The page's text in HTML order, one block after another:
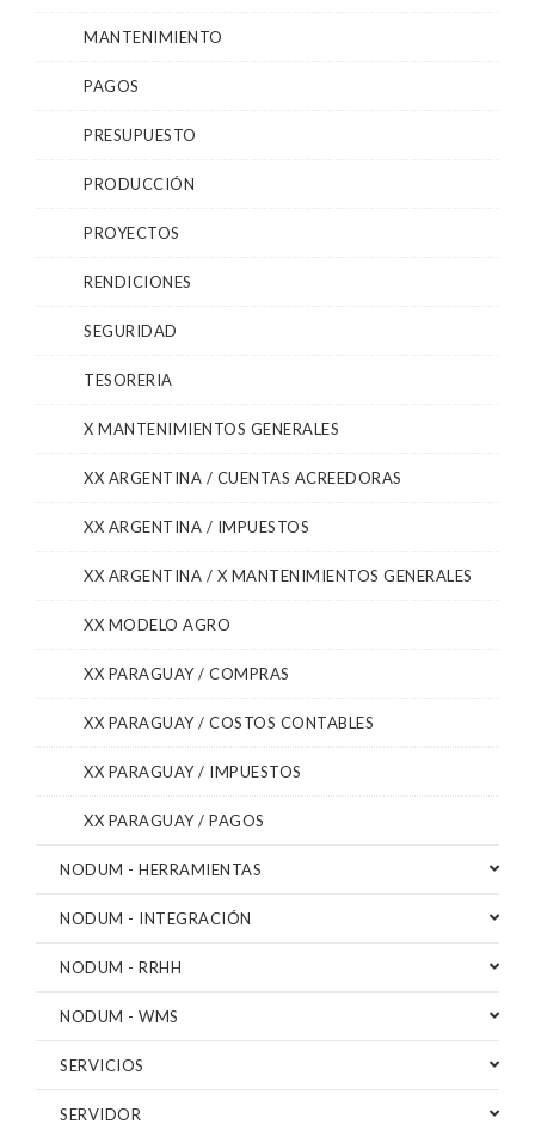
MANTENIMIENTO
PAGOS
PRESUPUESTO
PRODUCCIÓN
PROYECTOS
RENDICIONES
SEGURIDAD
TESORERIA
X MANTENIMIENTOS GENERALES
XX ARGENTINA / CUENTAS ACREEDORAS
XX ARGENTINA / IMPUESTOS
XX ARGENTINA / X MANTENIMIENTOS GENERALES
XX MODELO AGRO
XX PARAGUAY / COMPRAS
XX PARAGUAY / COSTOS CONTABLES
XX PARAGUAY / IMPUESTOS
XX PARAGUAY / PAGOS
NODUM - HERRAMIENTAS
NODUM - INTEGRACIÓN
NODUM - RRHH
NODUM - WMS
SERVICIOS
SERVIDOR